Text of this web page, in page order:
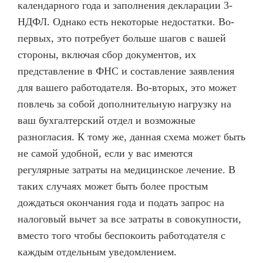
календарного года и заполнения декларации 3-
НДФЛ. Однако есть некоторые недостатки. Во-
первых, это потребует больше шагов с вашей
стороны, включая сбор документов, их
представление в ФНС и составление заявления
для вашего работодателя. Во-вторых, это может
повлечь за собой дополнительную нагрузку на
ваш бухгалтерский отдел и возможные
разногласия. К тому же, данная схема может быть
не самой удобной, если у вас имеются
регулярные затраты на медицинское лечение. В
таких случаях может быть более простым
дождаться окончания года и подать запрос на
налоговый вычет за все затраты в совокупности,
вместо того чтобы беспокоить работодателя с
каждым отдельным уведомлением.